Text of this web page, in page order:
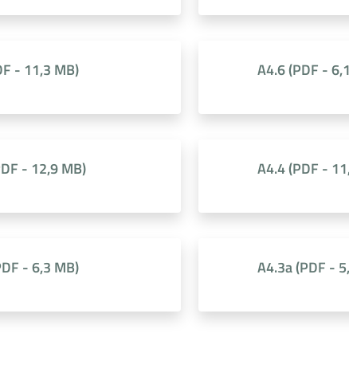
- 11,3 MB) A4.6(PDF -
- 12,9 MB) A4.4(PDF -
-6,3 MB) A4.3a(PDF -